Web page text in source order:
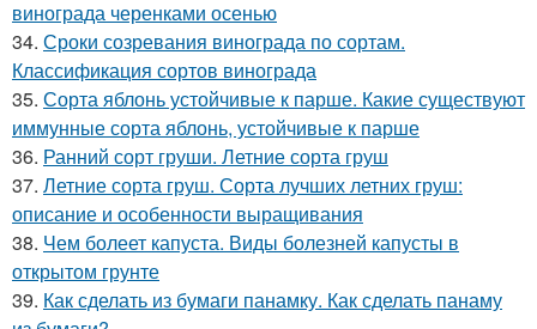
винограда черенками осенью
34. Сроки созревания винограда по сортам.
Классификация сортов винограда
35. Сорта яблонь устойчивые к парше. Какие существуют
иммунные сорта яблонь, устойчивые к парше
36. Ранний сорт груши. Летние сорта груш
37. Летние сорта груш. Сорта лучших летних груш:
описание и особенности выращивания
38. Чем болеет капуста. Виды болезней капусты в
открытом грунте
39. Как сделать из бумаги панамку. Как сделать панаму